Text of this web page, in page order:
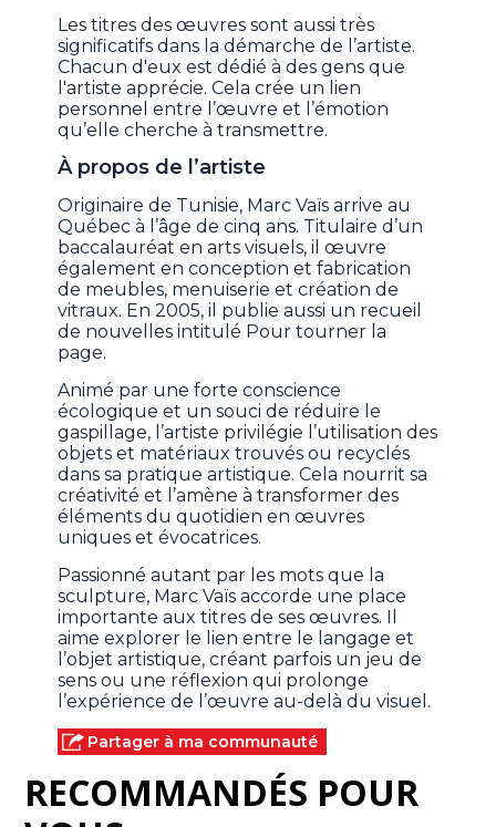
Les titres des œuvres sont aussi très
significatifs dans la démarche de l’artiste.
Chacun d'eux est dédié à des gens que
l'artiste apprécie. Cela crée un lien
personnel entre l’œuvre et l’émotion
qu’elle cherche à transmettre.
À propos de l’artiste
Originaire de Tunisie, Marc Vaïs arrive au
Québec à l’âge de cinq ans. Titulaire d’un
baccalauréat en arts visuels, il œuvre
également en conception et fabrication
de meubles, menuiserie et création de
vitraux. En 2005, il publie aussi un recueil
de nouvelles intitulé Pour tourner la
page.
Animé par une forte conscience
écologique et un souci de réduire le
gaspillage, l’artiste privilégie l’utilisation des
objets et matériaux trouvés ou recyclés
dans sa pratique artistique. Cela nourrit sa
créativité et l’amène à transformer des
éléments du quotidien en œuvres
uniques et évocatrices.
Passionné autant par les mots que la
sculpture, Marc Vaïs accorde une place
importante aux titres de ses œuvres. Il
aime explorer le lien entre le langage et
l’objet artistique, créant parfois un jeu de
sens ou une réflexion qui prolonge
l’expérience de l’œuvre au-delà du visuel.
Partager à ma communauté
RECOMMANDÉS POUR